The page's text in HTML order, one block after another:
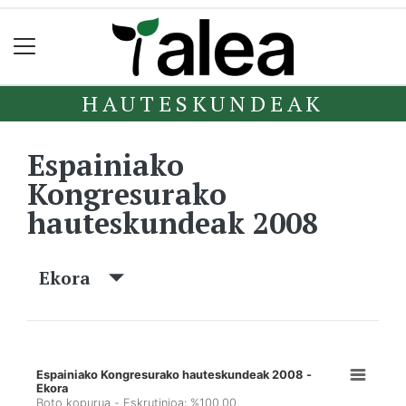
HAUTESKUNDEAK
Espainiako
Kongresurako
hauteskundeak 2008
Ekora
Espainiako Kongresurako hauteskundeak 2008 -
Ekora
Boto kopurua - Eskrutinioa: %100,00